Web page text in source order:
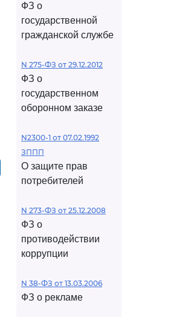
ФЗ о
государственной
гражданской службе
N 275-ФЗ от 29.12.2012
ФЗ о
государственном
оборонном заказе
N2300-1 от 07.02.1992
ЗППП
О защите прав
потребителей
N 273-ФЗ от 25.12.2008
ФЗ о
противодействии
коррупции
N 38-ФЗ от 13.03.2006
ФЗ о рекламе